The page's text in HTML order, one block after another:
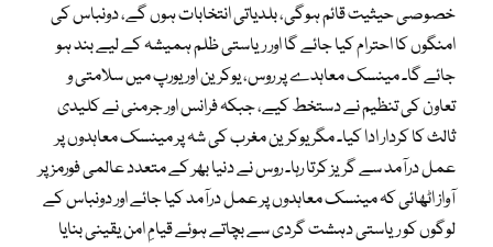
خصوصی حیثیت قائم ہوگی، بلدیاتی انتخابات ہوں گے، دونباس کی
امنگوں کا احترام کیا جائے گا اور ریاستی ظلم ہمیشہ کے لیے بند ہو
جائے گا۔ مینسک معاہدے پر روس، یوکرین اور یورپ میں سلامتی و
تعاون کی تنظیم نے دستخط کیے، جبکہ فرانس اور جرمنی نے کلیدی
ثالث کا کردار ادا کیا۔ مگر یوکرین مغرب کی شہ پر مینسک معاہدوں پر
عمل درآمد سے گریز کرتا رہا۔ روس نے دنیا بھر کے متعدد عالمی فورمز پر
آواز اٹھائی کہ مینسک معاہدوں پر عمل درآمد کیا جائے اور دونباس کے
لوگوں کو ریاستی دہشت گردی سے بچاتے ہوئے قیامِ امن یقینی بنایا